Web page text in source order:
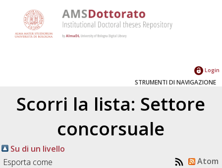
Login
STRUMENTI DI NAVIGAZIONE
Scorri la lista: Settore
concorsuale
Su di un livello
Esporta come
Atom